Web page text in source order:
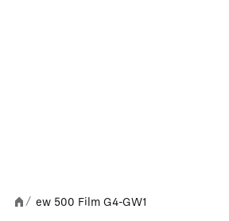
/ ew 500 Film G4-GW1